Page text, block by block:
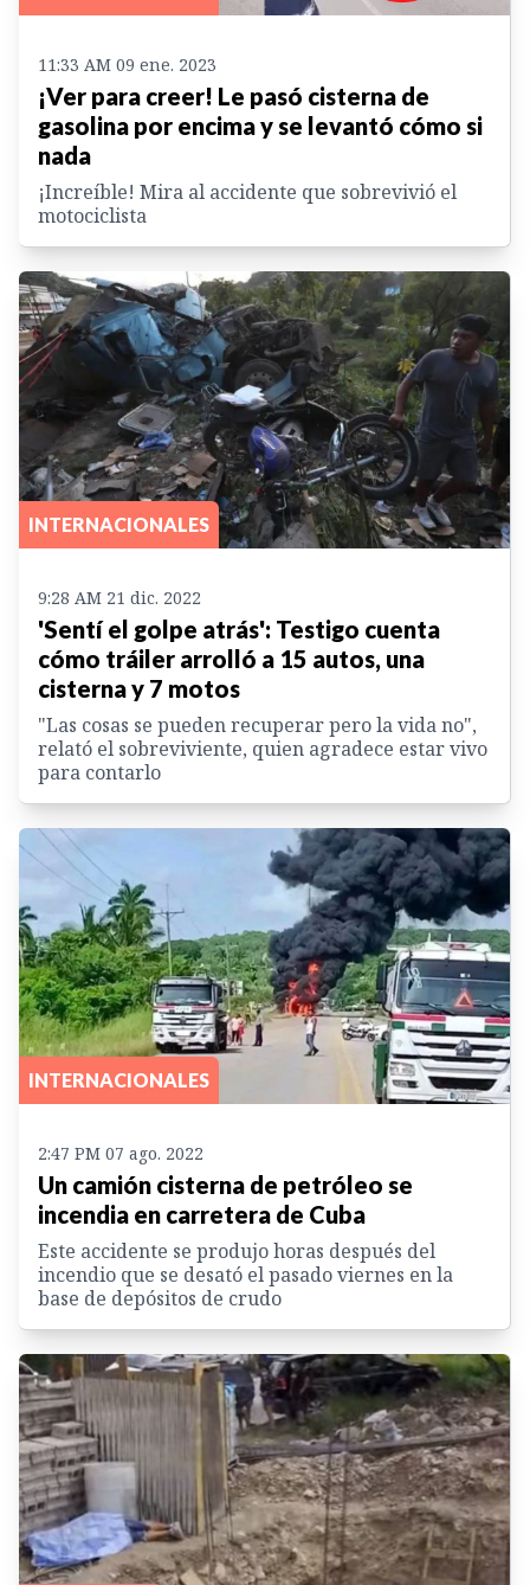
11:33 AM 09 ene. 2023
¡Ver para creer! Le pasó cisterna de
gasolina por encima y se levantó cómo si
nada
¡Increíble! Mira al accidente que sobrevivió el
motociclista
INTERNACIONALES
9:28 AM 21 dic. 2022
'Sentí el golpe atrás': Testigo cuenta
cómo tráiler arrolló a 15 autos, una
cisterna y 7 motos
"Las cosas se pueden recuperar pero la vida no",
relató el sobreviviente, quien agradece estar vivo
para contarlo
INTERNACIONALES
2:47 PM 07 ago. 2022
Un camión cisterna de petróleo se
incendia en carretera de Cuba
Este accidente se produjo horas después del
incendio que se desató el pasado viernes en la
base de depósitos de crudo